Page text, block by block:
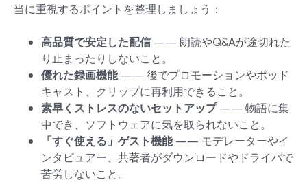
当に重視するポイントを整理しましょう：
高品質で安定した配信 —— 朗読やQ&Aが途切れた
り止まったりしないこと。
優れた録画機能—— 後でプロモーションやポッド
キャスト、クリップに再利用できること。
素早くストレスのないセットアップ—— 物語に集
中でき、ソフトウェアに気を取られないこと。
「すぐ使える」ゲスト機能—— モデレーターやイ
ンタビュアー、共著者がダウンロードやドライバで
苦労しないこと。